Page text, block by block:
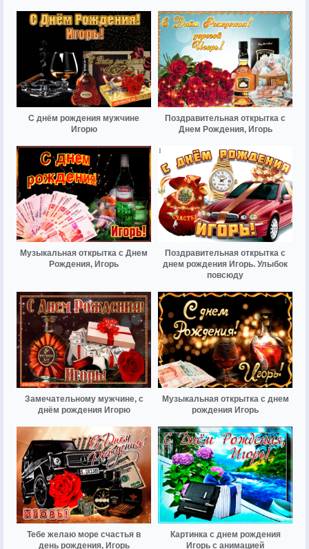
С днём рождения мужчине
Игорю
Поздравительная открытка с
Днем Рождения, Игорь
Музыкальная открытка с Днем
Рождения, Игорь
Поздравительная открытка с
днем рождения Игорь. Улыбок
повсюду
Замечательному мужчине, с
днём рождения Игорю
Музыкальная открытка с днем
рождения Игорь
Тебе желаю море счастья в
день рождения, Игорь
Картинка с днем рождения
Игорь с анимацией